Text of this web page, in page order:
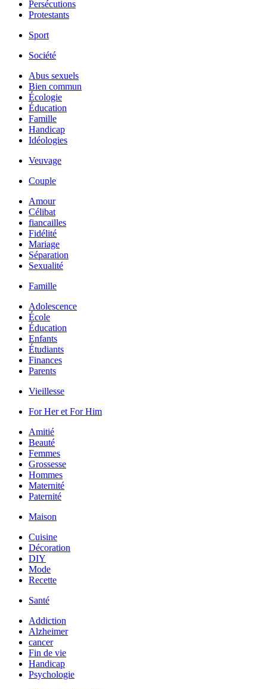
Persécutions
Protestants
Sport
Société
Abus sexuels
Bien commun
Écologie
Éducation
Famille
Handicap
Idéologies
Veuvage
Couple
Amour
Célibat
fiancailles
Fidélité
Mariage
Séparation
Sexualité
Famille
Adolescence
École
Éducation
Enfants
Étudiants
Finances
Parents
Vieillesse
For Her et For Him
Amitié
Beauté
Femmes
Grossesse
Hommes
Maternité
Paternité
Maison
Cuisine
Décoration
DIY
Mode
Recette
Santé
Addiction
Alzheimer
cancer
Fin de vie
Handicap
Psychologie